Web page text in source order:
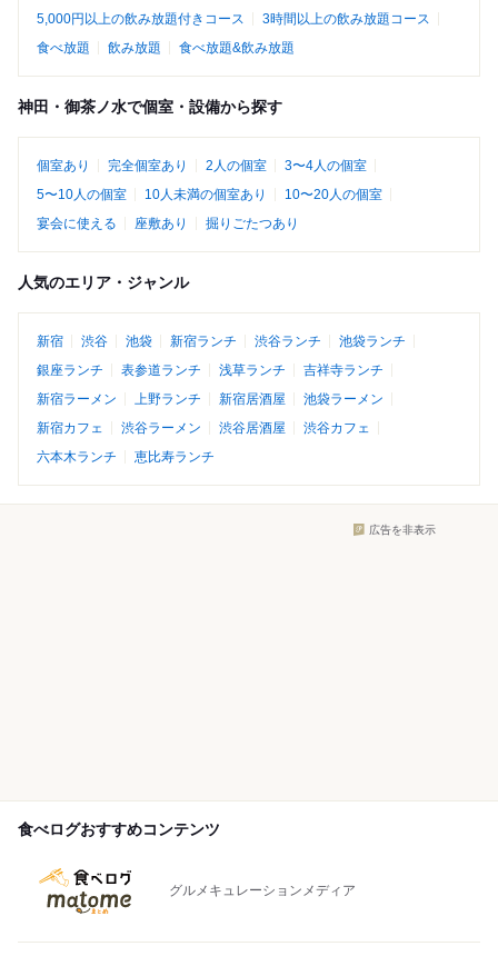
5,000円以上の飲み放題付きコース
3時間以上の飲み放題コース
食べ放題
飲み放題 食べ放題&飲み放題
神田・御茶ノ水で個室・設備から探す
個室あり 完全個室あり 2人の個室
3〜4人の個室
5〜10人の個室
10人未満の個室あり
10〜20人の個室
宴会に使える
座敷あり 掘りごたつあり
人気のエリア・ジャンル
新宿 渋谷 池袋 新宿ランチ 渋谷ランチ
池袋ランチ
銀座ランチ
表参道ランチ 浅草ランチ
吉祥寺ランチ
新宿ラーメン
上野ランチ 新宿居酒屋
池袋ラーメン
新宿カフェ
渋谷ラーメン 渋谷居酒屋
渋谷カフェ
六本木ランチ
恵比寿ランチ
広告を非表示
食べログおすすめコンテンツ
グルメキュレーションメディア